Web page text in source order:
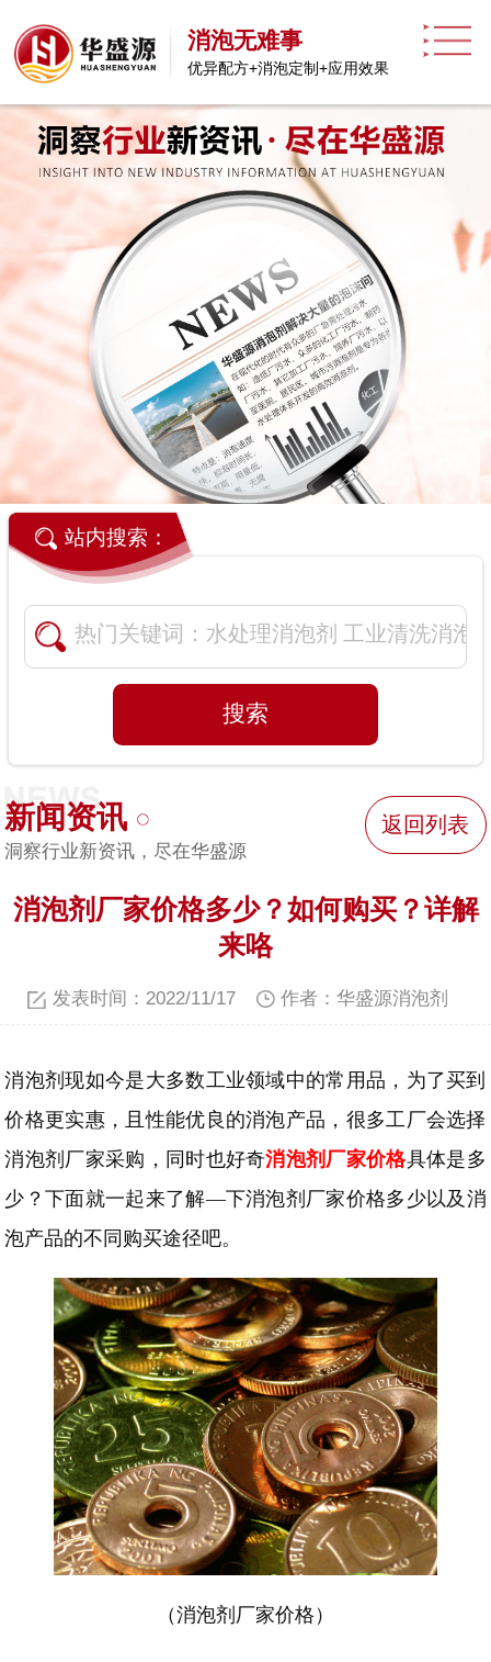
消泡无难事
优异配方+消泡定制+应用效果
站内搜索：
新闻资讯
洞察行业新资讯，尽在华盛源
返回列表
消泡剂厂家价格多少？如何购买？详解
来咯
发表时间：2022/11/17 作者：华盛源消泡剂
消泡剂现如今是大多数工业领域中的常用品，为了买到
价格更实惠，且性能优良的消泡产品，很多工厂会选择
消泡剂厂家采购，同时也好奇消泡剂厂家价格具体是多
少？下面就一起来了解—下消泡剂 厂家价格多少以及 消
泡产品的不同购买途径吧。
（消泡剂厂家价格 ）